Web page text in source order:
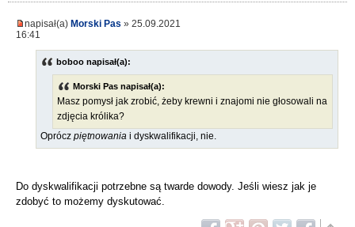
napisał(a) Morski Pas » 25.09.2021
16:41
boboo napisał(a):
Morski Pas napisał(a):
Masz pomysł jak zrobić, żeby krewni i znajomi nie głosowali na
zdjęcia królika?
Oprócz piętnowania i dyskwalifikacji, nie.
Do dyskwalifikacji potrzebne są twarde dowody. Jeśli wiesz jak je
zdobyć to możemy dyskutować.